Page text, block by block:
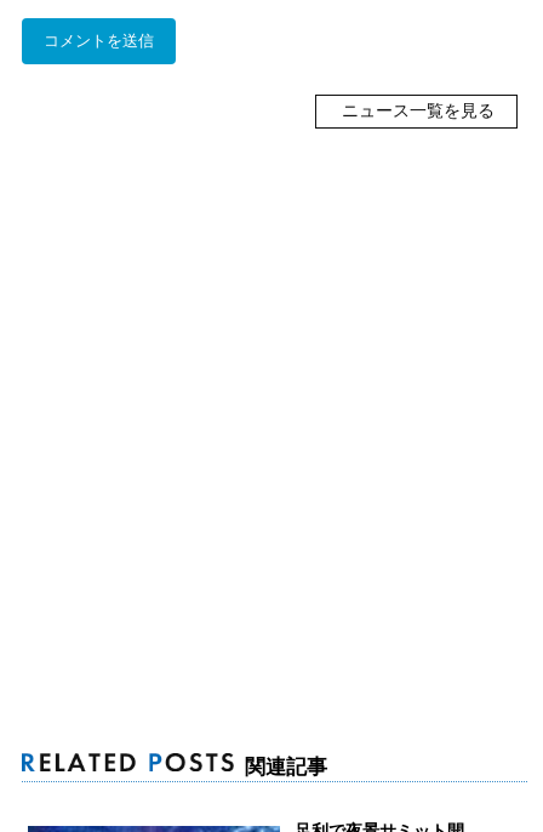
ニュース一覧を見る
関連記事